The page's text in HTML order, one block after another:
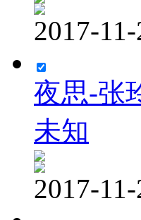
2017-
夜思-张
未知
2017-